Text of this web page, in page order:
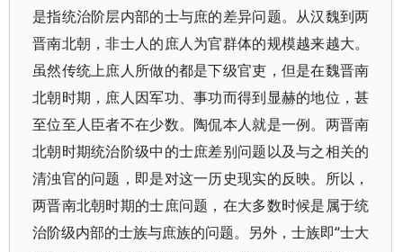
是指统治阶层内部的士与庶的差异问题。从汉魏到两
晋南北朝，非士人的庶人为官群体的规模越来越大。
虽然传统上庶人所做的都是下级官吏，但是在魏晋南
北朝时期，庶人因军功、事功而得到显赫的地位，甚
至位至人臣者不在少数。陶侃本人就是一例。两晋南
北朝时期统治阶级中的士庶差别问题以及与之相关的
清浊官的问题，即是对这一历史现实的反映。所以，
两晋南北朝时期的士庶问题，在大多数时候是属于统
治阶级内部的士族与庶族的问题。另外，士族即“士大